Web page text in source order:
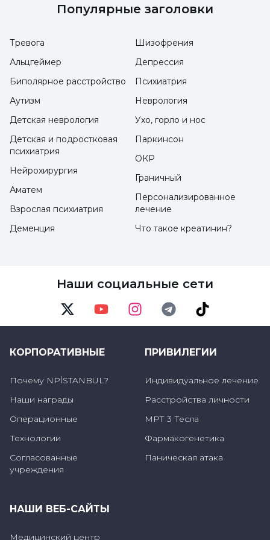
Завтракайте как каждый день
Родители должны обратить внимание на
этот вопрос, так же как и кандидат. Иногда в
день экзамена излишнее внимание
родителей может вызвать больше стресса,
Начните с предмета, в котором вы лучше
всего разбираетесь
Вполне естественно, что волнение и стресс
должен начать с самого успешного
предмета или теста. Это и повысит
продуктивными.
Сосредоточьтесь только на своем
буклете
Во время экзамена кандидат должен
сосредоточиться только на своем буклете с
В противном случае кандидат не сможет
Популярные заголовки
Тревога
Альцгеймер
Биполярное расстройство
Аутизм
Детская неврология
Шизофрения
Депрессия
Психиатрия
Неврология
Ухо, горло и нос
Детская и подростковая
психиатрия
Нейрохирургия
Аматем
Взрослая психиатрия
Деменция
Паркинсон
ОКР
Граничный
Персонализированное
лечение
Что такое креатинин?
Наши социальные сети
КОРПОРАТИВНЫЕ
Почему NPİSTANBUL?
Наши награды
Операционные
Технологии
Согласованные
учреждения
ПРИВИЛЕГИИ
Индивидуальное лечение
Расстройства личности
МРТ 3 Тесла
Фармакогенетика
Паническая атака
НАШИ ВЕБ-САЙТЫ
Медицинский центр